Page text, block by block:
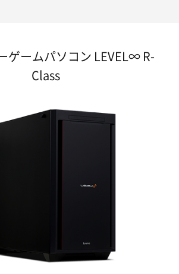
ゲームパソコン LEVEL∞ R-
Class